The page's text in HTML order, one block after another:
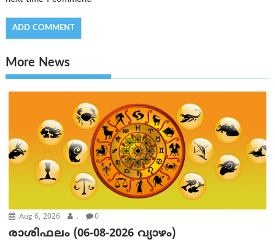
More News
Aug 6, 2026 . 0
രാശിഫലം (06-08-2026 വ്യാഴം)